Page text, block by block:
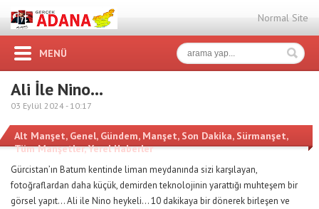
Normal Site
MENÜ
Ali İle Nino…
03 Eylül 2024 - 10:17
Alt Manşet, Genel, Gündem, Manşet, Son Dakika, Sürmanşet,
Tüm Manşetler,Yerel Haberler
Gürcistan’ın Batum kentinde liman meydanında sizi karşılayan,
fotoğraflardan daha küçük, demirden teknolojinin yarattığı muhteşem bir
görsel yapıt… Ali ile Nino heykeli… 10 dakikaya bir dönerek birleşen ve